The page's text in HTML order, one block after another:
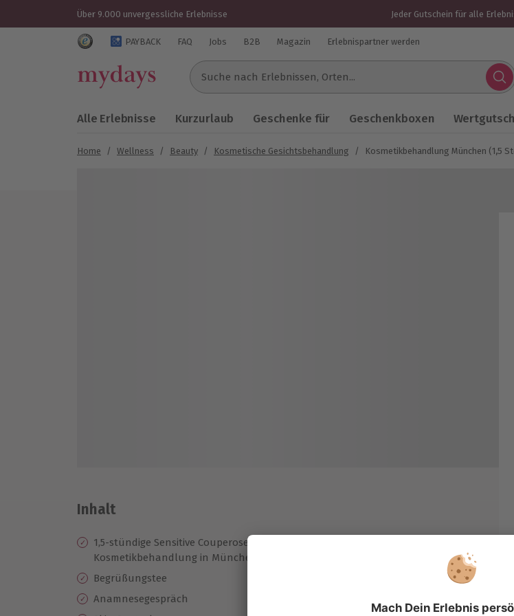
Über 9.000 unvergessliche Erlebnisse Jeder Gutschein für alle
Trustedshops Bewertungen für mydays.de
PAYBACK FAQ Jobs B2B Magazin Erlebnispartner werden
Suche nach Erlebnissen...
Alle Erlebnisse Kurzurlaub Geschenke für Geschenkboxen
Home / Wellness / Beauty / Kosmetische Gesichtsbehandlung / Kosmetikbehandlung München (1,5
Inhalt
1,5-stündige Sensitive Couperose
Kosmetikbehandlung in München
Begrüßungstee
Anamnesegespräch
Dekolleté- und Gesichtsmassage